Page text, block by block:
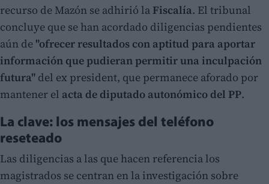
recurso de Mazón se adhirió la Fiscalía. El tribunal
concluye que se han acordado diligencias pendientes
aún de "ofrecer resultados con aptitud para aportar
información que pudieran permitir una inculpación
futura" del ex president, que permanece aforado por
mantener el acta de diputado autonómico del PP.
La clave: los mensajes del teléfono
reseteado
Las diligencias a las que hacen referencia los
magistrados se centran en la investigación sobre